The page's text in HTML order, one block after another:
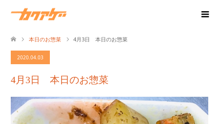
本日のお惣菜 4月3日 本日のお惣菜
2020.04.03
4月3日 本日のお惣菜